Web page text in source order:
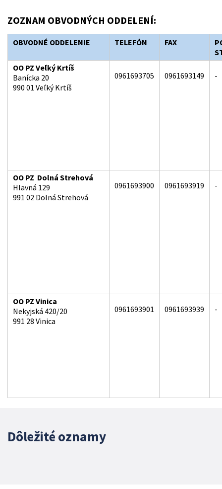
ZOZNAM OBVODNÝCH ODDELENÍ:
OBVODNÉ ODDELENIE TELEFÓN FAX
OO PZ Veľký Krtíš
Banícka 20
990 01 Veľký Krtíš
0961693705 0961693149 -
OO PZ Dolná Strehová
Hlavná 129
991 02 Dolná Strehová
0961693900 0961693919 -
OO PZ Vinica
Nekyjská 420/20
991 28 Vinica
0961693901 0961693939 -
Dôležité oznamy